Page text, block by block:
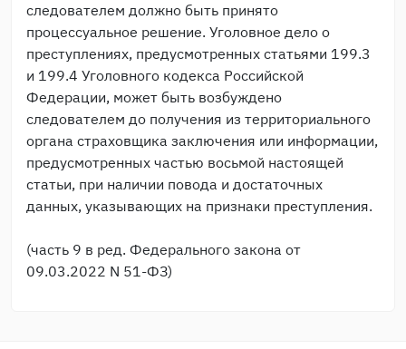
следователем должно быть принято
процессуальное решение. Уголовное дело о
преступлениях, предусмотренных статьями 199.3
и 199.4 Уголовного кодекса Российской
Федерации, может быть возбуждено
следователем до получения из территориального
органа страховщика заключения или информации,
предусмотренных частью восьмой настоящей
статьи, при наличии повода и достаточных
данных, указывающих на признаки преступления.
(часть 9 в ред. Федерального закона от
09.03.2022 N 51-ФЗ)